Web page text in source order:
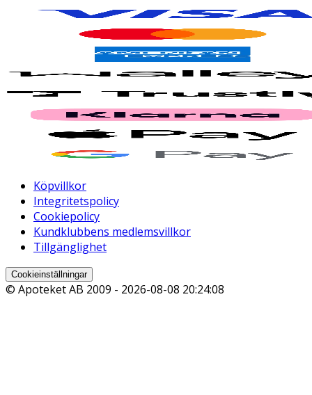
Köpvillkor
Integritetspolicy
Cookiepolicy
Kundklubbens medlemsvillkor
Tillgänglighet
Cookieinställningar
© Apoteket AB 2009 - 2026-08-08 20:24:08